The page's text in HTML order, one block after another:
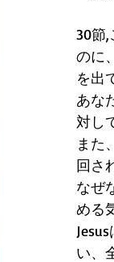
30節,
のに
を出
あな
対し
また
回さ
なぜ
める
い、